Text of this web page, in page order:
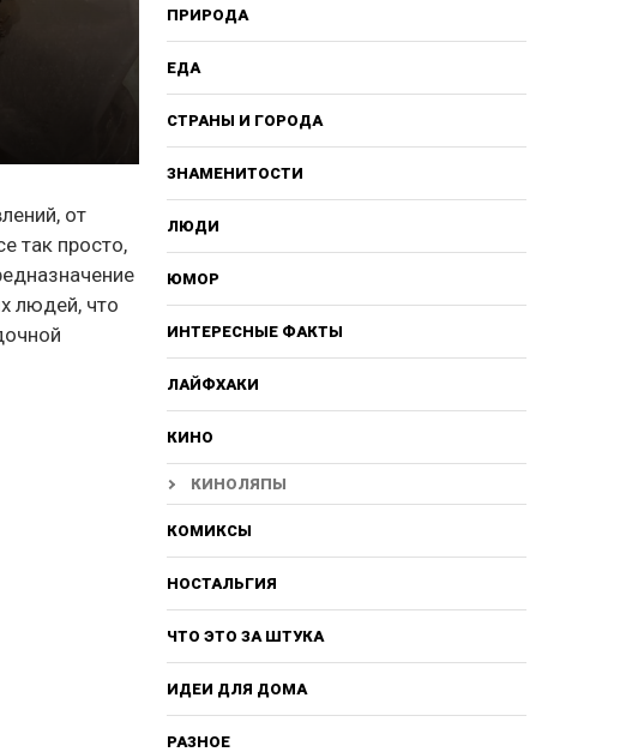
от
так просто,
людей, что
ПРИРОДА
ЕДА
СТРАНЫ И ГОРОДА
ЗНАМЕНИТОСТИ
ЛЮДИ
ЮМОР
ИНТЕРЕСНЫЕ ФАКТЫ
ЛАЙФХАКИ
КИНО
КИНОЛЯПЫ
КОМИКСЫ
НОСТАЛЬГИЯ
ЧТО ЭТО ЗА ШТУКА
ИДЕИ ДЛЯ ДОМА
РАЗНОЕ